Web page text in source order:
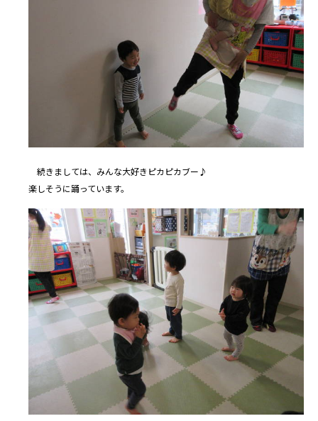
続きましては、みんな大好きピカピカブー♪
楽しそうに踊っています。